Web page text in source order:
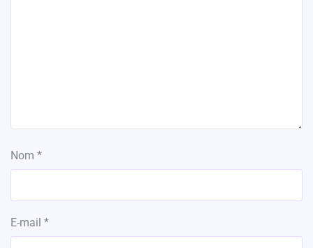
Nom *
E-mail *